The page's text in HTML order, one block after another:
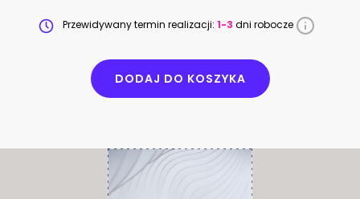
Przewidywany termin realizacji: 1-3 dni robocze
DODAJ DO KOSZYKA